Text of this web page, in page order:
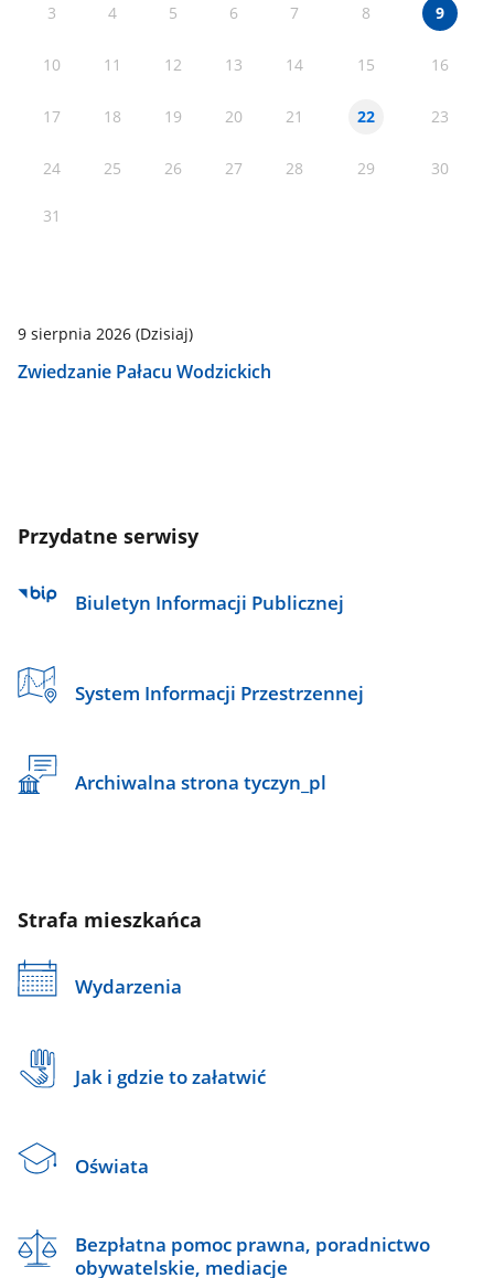
3 4 5 6 7 8 9
10 11 12 13 14 15 16
17 18 19 20 21 22 23
24 25 26 27 28 29 30
31
9 sierpnia 2026(Dzisiaj)
Zwiedzanie Pałacu Wodzickich
Przydatne serwisy
Biuletyn Informacji Publicznej
System Informacji Przestrzennej
Archiwalna strona tyczyn_pl
Strafa mieszkańca
Wydarzenia
Jak i gdzie to załatwić
Oświata
Bezpłatna pomoc prawna, poradnictwo
obywatelskie, mediacje